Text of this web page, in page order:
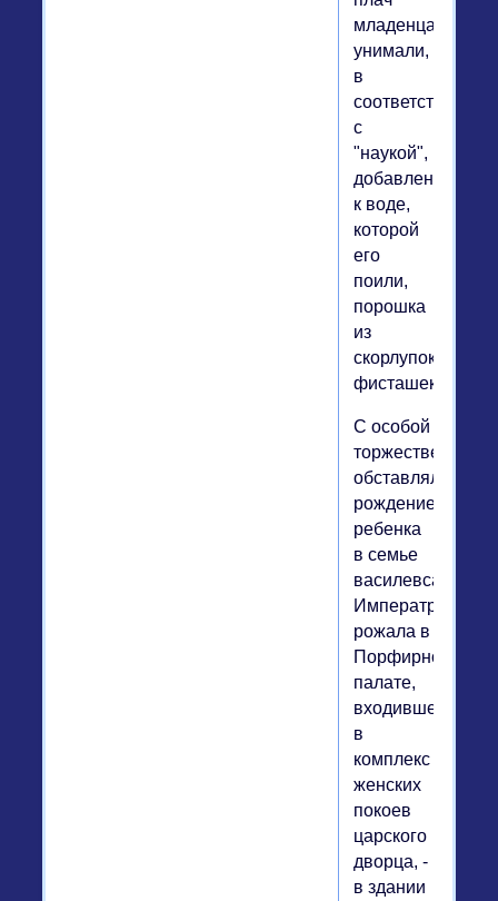
младенца
унимали,
в
соответствии
с
"наукой",
добавлением
к воде,
которой
его
поили,
порошка
из
скорлупок
фисташек.
С особой
обставлялось
рождение
ребенка
в семье
василевса.
Императрица
рожала в
Порфирной
палате,
входившей
в
комплекс
женских
покоев
царского
дворца, -
в здании